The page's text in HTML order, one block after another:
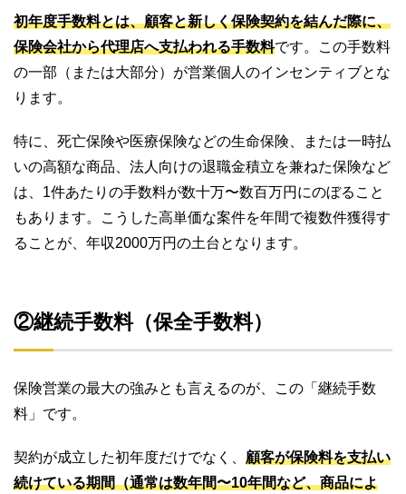
初年度手数料とは、顧客と新しく保険契約を結んだ際に、
保険会社から代理店へ支払われる手数料です。この手数料
の一部（または大部分）が営業個人のインセンティブとな
ります。
特に、死亡保険や医療保険などの生命保険、または一時払
いの高額な商品、法人向けの退職金積立を兼ねた保険など
は、1件あたりの手数料が数十万〜数百万円にのぼること
もあります。こうした高単価な案件を年間で複数件獲得す
ることが、年収2000万円の土台となります。
②継続手数料（保全手数料）
保険営業の最大の強みとも言えるのが、この「継続手数
料」です。
契約が成立した初年度だけでなく、 顧客が保険料を支払い
続けている期間（通常は数年間〜10年間など、商品によ